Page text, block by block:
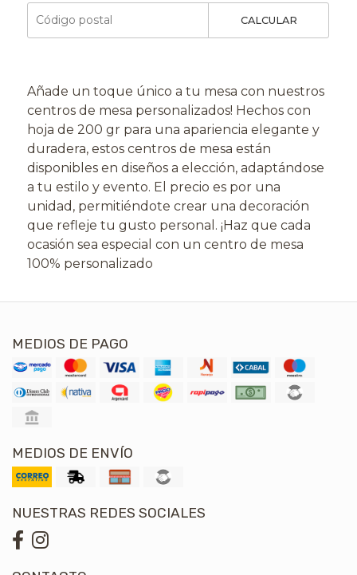
CALCULAR
Añade un toque único a tu mesa con nuestros
centros de mesa personalizados! Hechos con
hoja de 200 gr para una apariencia elegante y
duradera, estos centros de mesa están
disponibles en diseños a elección, adaptándose
a tu estilo y evento. El precio es por una
unidad, permitiéndote crear una decoración
que refleje tu gusto personal. ¡Haz que cada
ocasión sea especial con un centro de mesa
100% personalizado
MEDIOS DE PAGO
MEDIOS DE ENVÍO
NUESTRAS REDES SOCIALES